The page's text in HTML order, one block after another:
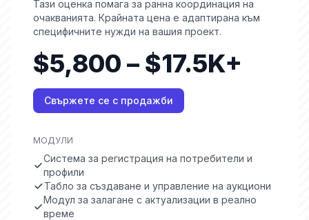
Тази оценка помага за ранна координация на
очакванията. Крайната цена е адаптирана към
специфичните нужди на вашия проект.
$5,800 – $17.5K+
Свържете се с продажби
МОДУЛИ
Система за регистрация на потребители и
профили
Табло за създаване и управление на аукциони
Модул за залагане с актуализации в реално
време